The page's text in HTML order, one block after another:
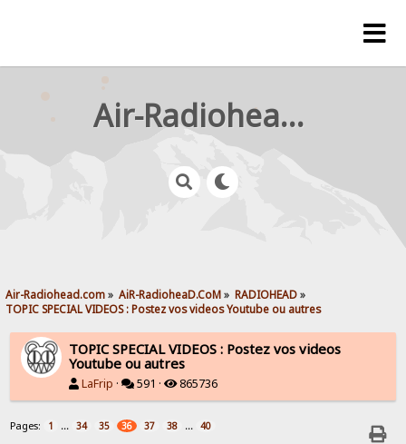
Air-Radiohead.com
Air-Radiohead.com» AiR-RadioheaD.CoM» RADIOHEAD»
TOPIC SPECIAL VIDEOS : Postez vos videos Youtube ou autres
TOPIC SPECIAL VIDEOS : Postez vos videos
Youtube ou autres
LaFrip · 591 · 865736
Pages: 1 ... 34 35 36 37 38 ... 40